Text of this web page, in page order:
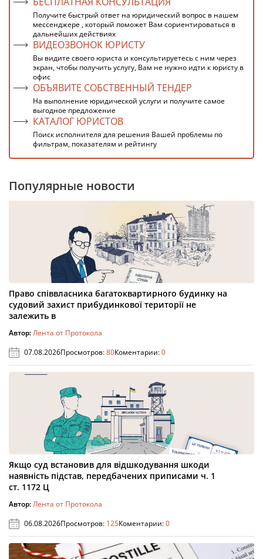
Получите быстрый ответ на юридический вопрос в нашем
мессенджере , который поможет Вам сориентироваться в
дальнейших действиях
ВИДЕОЗВОНОК ЮРИСТУ
Вы видите своего юриста и консультируетесь с ним через
экран, чтобы получить услугу, Вам не нужно идти к юристу в
офис
ОБЪЯВИТЕ СОБСТВЕННЫЙ ТЕНДЕР
На выполнение юридической услуги и получите самое
выгодное предложение
КАТАЛОГ ЮРИСТОВ
Поиск исполнителя для решения Вашей проблемы по
фильтрам, показателям и рейтингу
Популярные новости
Право співвласника багатоквартирного будинку на
судовий захист прибудинкової території не
залежить в
Автор:Лента от Протокола
07.08.2026Просмотров:80Коментарии:0
Якщо суд встановив для відшкодування шкоди
наявність підстав, передбачених приписами ч. 1
ст. 1172 Ц
Автор:Лента от Протокола
06.08.2026Просмотров: 125Коментарии:0